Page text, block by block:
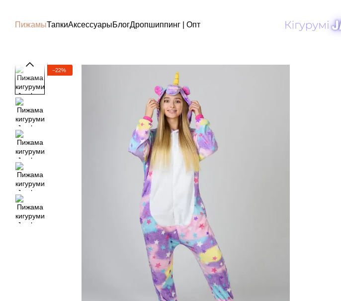
ПижамыТапкиАксессуарыБлогДропшиппинг | Опт
−22%